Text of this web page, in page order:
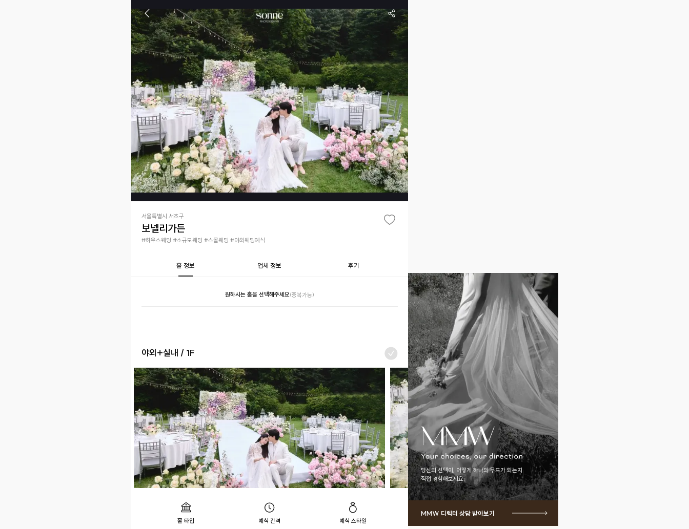
서울특별시 서초구
보넬리가든
#하우스웨딩 #소규모웨딩 #스몰웨딩 #야외웨딩예식
홀 정보 업체 정보 후기
원하시는 홀을 선택해주세요(중복가능)
야외+실내 / 1F
홀 타입 예식 간격 예식 스타일
당신의 선택이, 어떻게 하나의 무드가 되는지
직접 경험해보세요.
MMW 디렉터 상담 받아보기